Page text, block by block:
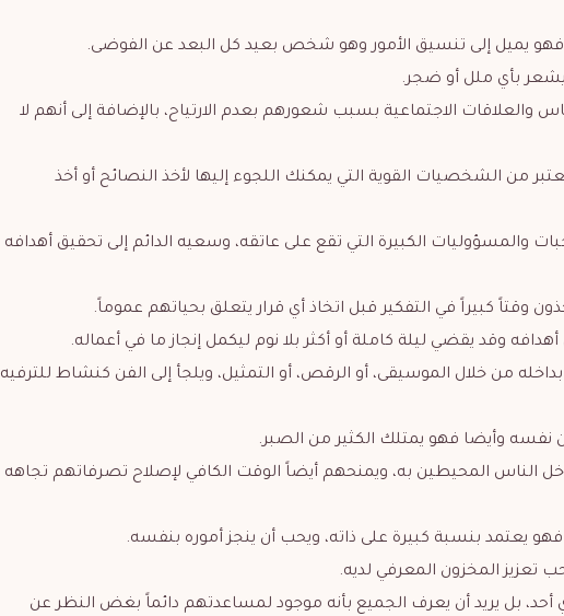
فهو يميل إلى تنسيق الأمور وهو شخص بعيد كل البعد عن الفوضى.
يشعر بأي ملل أو ضجر.
والعلاقات الاجتماعية بسبب شعورهم بعدم الارتياح، بالإضافة إلى أنهم لا
من الشخصيات القوية التي يمكنك اللجوء إليها لأخذ النصائح أو أخذ
والمسؤوليات الكبيرة التي تقع على عاتقه، وسعيه الدائم إلى تحقيق أهدافه
وقتاً كبيراً في التفكير قبل اتخاذ أي قرار يتعلق بحياتهم عموماً.
وقد يقضي ليلة كاملة أو أكثر بلا نوم ليكمل إنجاز ما في أعماله.
من خلال الموسيقى، أو الرقص، أو التمثيل، ويلجأ إلى الفن كنشاط للترفيه
عن نفسه وأيضا فهو يمتلك الكثير من الصبر.
داخل الناس المحيطين به، ويمنحهم أيضاً الوقت الكافي لإصلاح تصرفاتهم تجاهه
يعتمد بنسبة كبيرة على ذاته، ويحب أن ينجز أموره بنفسه.
تعزيز المخزون المعرفي لديه.
أحد، بل يريد أن يعرف الجميع بأنه موجود لمساعدتهم دائماً بغض النظر عن